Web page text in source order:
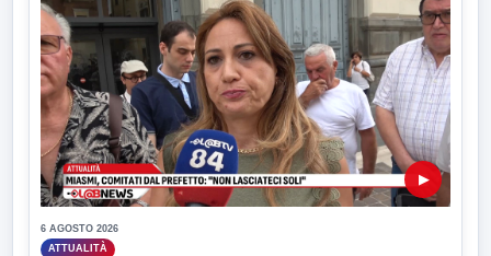
▶
6 AGOSTO 2026
ATTUALITÀ